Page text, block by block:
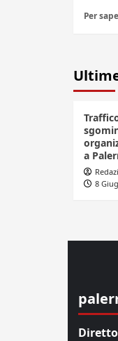
Per
a
8